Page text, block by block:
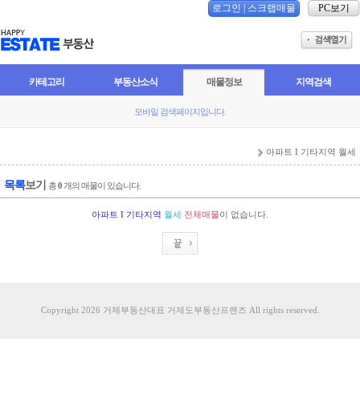
로그인 스크랩매물 PC보기
카테고리 부동산소식 매물정보 지역검색
모바일 검색페이지입니다.
아파트 I 기타지역 월세
목록보기 총0 개의 매물이 있습니다.
아파트 I 기타지역 월세 전체매물이 없습니다.
Copyright 2026 거제부동산대표 거제도부동산프렌즈 All rights reserved.